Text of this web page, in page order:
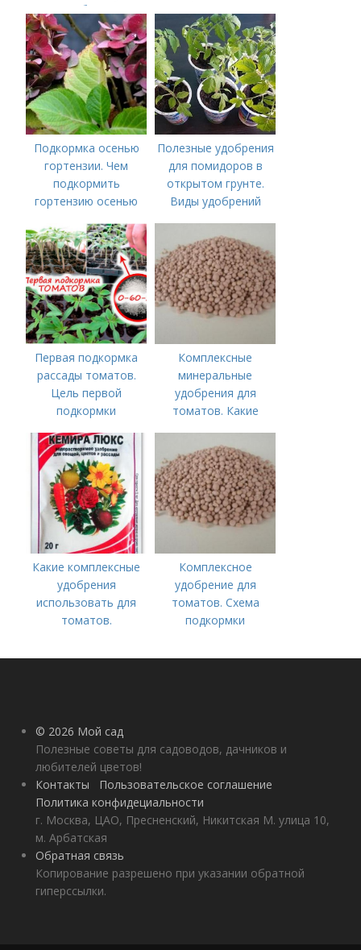
подборку
Подкормка осенью
гортензии. Чем
подкормить
гортензию осенью
Полезные удобрения
для помидоров в
открытом грунте.
Виды удобрений
Первая подкормка
рассады томатов.
Цель первой
подкормки
Комплексные
минеральные
удобрения для
томатов. Какие
используются для
культуры
Какие комплексные
удобрения
использовать для
томатов.
комплексные
Комплексное
удобрение для
томатов. Схема
подкормки
рассады до сбора
© 2026 Мой сад
Полезные советы для садоводов, дачников и
любителей цветов!
Контакты
Пользовательское соглашение
Политика конфидециальности
г. Москва, ЦАО, Пресненский, Никитская М. улица 10,
м. Арбатская
Обратная связь
Копирование разрешено при указании обратной
гиперссылки.